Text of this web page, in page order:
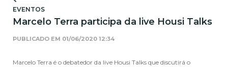
NOTÍCIAS E E-BOOK
EVENTOS
Marcelo Terra participa da live Housi Talks
PUBLICADO EM 01/06/2020 12:34
Marcelo Terra é o debatedor da live Housi Talks que discutirá o